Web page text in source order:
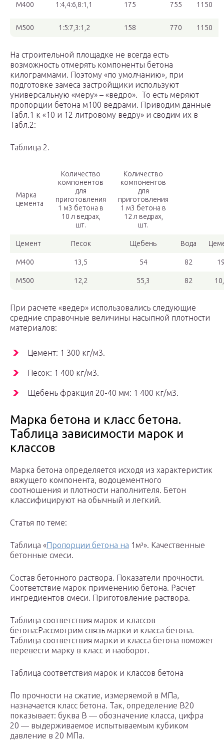
М400 1:4,4:6,8:1,1 175 755 1150
М500 1:5:7,3:1,2 158 770 1150
На строительной площадке не всегда есть
возможность отмерять компоненты бетона
килограммами. Поэтому «по умолчанию», при
подготовке замеса застройщики используют
универсальную «меру» – «ведро». То есть меряют
пропорции бетона м100 ведрами. Приводим данные
Табл.1 к «10 и 12 литровому ведру» и сводим их в
Табл.2:
Таблица 2.
Марка
цемента
Количество
компонентов
для
приготовления
1 м3 бетона в
10 л ведрах,
шт.
Количество
компонентов
для
приготовления
1 м3 бетона в
12 л ведрах,
шт.
Цемент Песок Щебень Вода
М400 13,5 54 82
М500 12,2 55,3 82
При расчете «ведер» использовались следующие
средние справочные величины насыпной плотности
материалов:
Цемент: 1 300 кг/м3.
Песок: 1 400 кг/м3.
Щебень фракция 20-40 мм: 1 400 кг/м3.
Марка бетона и класс бетона.
Таблица зависимости марок и
классов
Марка бетона определяется исходя из характеристик
вяжущего компонента, водоцементного
соотношения и плотности наполнителя. Бетон
классифицируют на обычный и легкий.
Статья по теме:
Таблица «Пропорции бетона на 1м³». Качественные
бетонные смеси.
Состав бетонного раствора. Показатели прочности.
Соответствие марок применению бетона. Расчет
ингредиентов смеси. Приготовление раствора.
Таблица соответствия марок и классов
бетона:Рассмотрим связь марки и класса бетона.
Таблица соответствия марки и класса бетона поможет
перевести марку в класс и наоборот.
Таблица соответствия марок и классов бетона
По прочности на сжатие, измеряемой в МПа,
назначается класс бетона. Так, определение В20
показывает: буква В — обозначение класса, цифра
20 — выдерживаемое испытываемым кубиком
давление в 20 МПа.